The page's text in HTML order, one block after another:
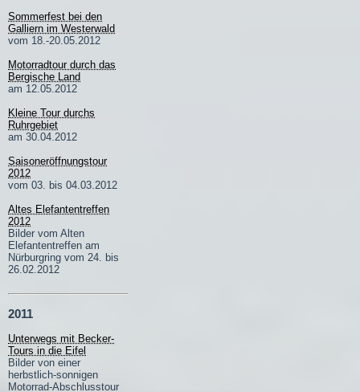
Sommerfest bei den
Galliern im Westerwald
vom 18.-20.05.2012
Motorradtour durch das
Bergische Land
am 12.05.2012
Kleine Tour durchs
Ruhrgebiet
am 30.04.2012
Saisoneröffnungstour
2012
vom 03. bis 04.03.2012
Altes Elefantentreffen
2012
Bilder vom Alten
Elefantentreffen am
Nürburgring vom 24. bis
26.02.2012
2011
Unterwegs mit Becker-
Tours in die Eifel
Bilder von einer
herbstlich-sonnigen
Motorrad-Abschlusstour